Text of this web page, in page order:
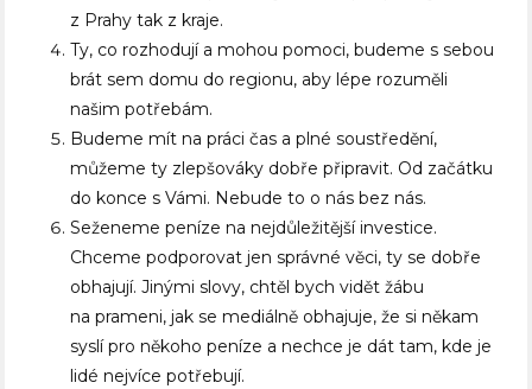
z Prahy tak z kraje.
Ty, co rozhodují a mohou pomoci, budeme s sebou
brát sem domu do regionu, aby lépe rozuměli
našim potřebám.
Budeme mít na práci čas a plné soustředění,
můžeme ty zlepšováky dobře připravit. Od začátku
do konce s Vámi. Nebude to o nás bez nás.
Seženeme peníze na nejdůležitější investice.
Chceme podporovat jen správné věci, ty se dobře
obhajují. Jinými slovy, chtěl bych vidět žábu
na prameni, jak se mediálně obhajuje, že si někam
syslí pro někoho peníze a nechce je dát tam, kde je
lidé nejvíce potřebují.